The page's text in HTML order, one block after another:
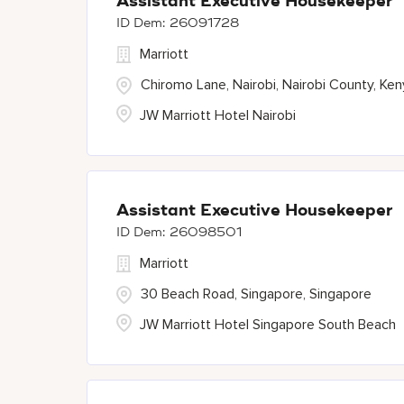
26091728
Chiromo Lane, Nairobi, Nairobi County,
Marriott
JW Marriott Hotel Nairobi
Assistant Executive Housekeeper
26098501
30 Beach Road, Singapore, Singapore
Marriott
JW Marriott Hotel Singapore South Beach